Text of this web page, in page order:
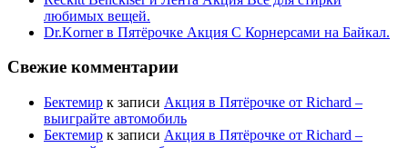
любимых вещей.
Dr.Korner в Пятёрочке Акция С Корнерсами на Байкал.
Свежие комментарии
Бектемир к записи Акция в Пятёрочке от Richard –
выиграйте автомобиль
Бектемир к записи Акция в Пятёрочке от Richard –